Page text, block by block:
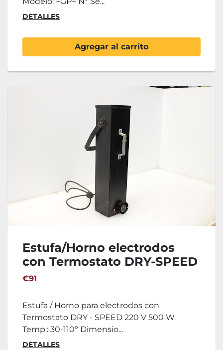
DETALLES
Agregar al carrito
Estufa/Horno electrodos
con Termostato DRY-SPEED
€91
Estufa / Horno para electrodos con
Termostato DRY - SPEED 220 V 500 W
Temp.: 30-110º Dimensio...
DETALLES